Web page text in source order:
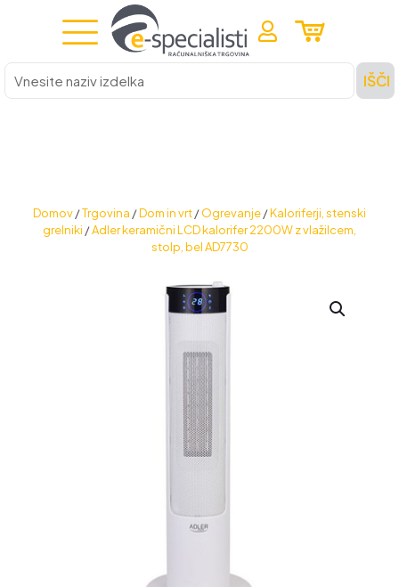
Vnesite
naziv
izdelka
IŠČI
Domov/Trgovina /Dom in vrt/Ogrevanje/Kaloriferji, stenski
grelniki /Adler keramični LCD kalorifer 2200W z vlažilcem,
stolp, bel AD7730